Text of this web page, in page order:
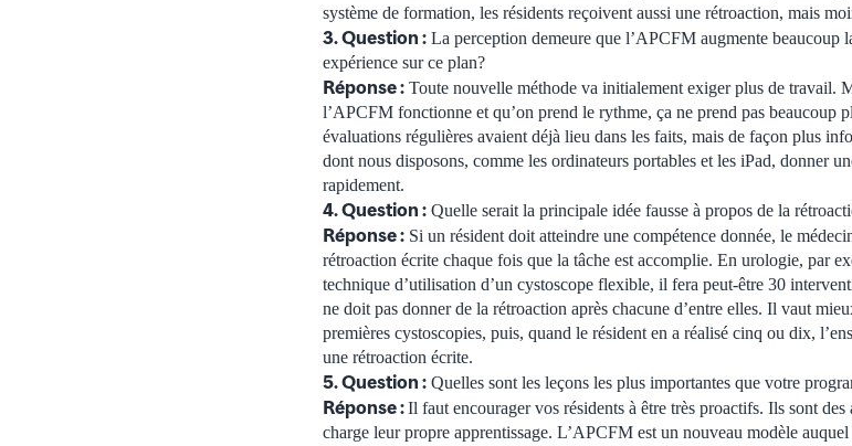
système de formation, les résidents reçoivent aussi une rétroaction, mais
3. Question : La perception demeure que l’APCFM augmente beaucoup
expérience sur ce plan?
Réponse : Toute nouvelle méthode va initialement exiger plus de travail.
l’APCFM fonctionne et qu’on prend le rythme, ça ne prend pas beaucoup
évaluations régulières avaient déjà lieu dans les faits, mais de façon plus
dont nous disposons, comme les ordinateurs portables et les iPad, donner
rapidement.
4. Question : Quelle serait la principale idée fausse à propos de la
Réponse : Si un résident doit atteindre une compétence donnée, le
rétroaction écrite chaque fois que la tâche est accomplie. En urologie, par
technique d’utilisation d’un cystoscope flexible, il fera peut-être 30
ne doit pas donner de la rétroaction après chacune d’entre elles. Il vaut
premières cystoscopies, puis, quand le résident en a réalisé cinq ou dix,
une rétroaction écrite.
5. Question : Quelles sont les leçons les plus importantes que votre
Réponse :Il faut encourager vos résidents à être très proactifs. Ils sont
charge leur propre apprentissage. L’APCFM est un nouveau modèle